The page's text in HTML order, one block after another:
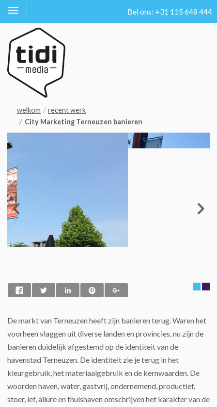
Toggle
navigation
Bel ons: +31 115 648 444
welkom
recent werk
City Marketing Terneuzen banieren
De markt van Terneuzen heeft zijn banieren terug. Waren het
voorheen vlaggen uit diverse landen en provincies, nu zijn de
banieren duidelijk afgestemd op de identiteit van de
havenstad Terneuzen. De identiteit zie je terug in het
kleurgebruik, het materiaalgebruik en de kernwaarden. De
woorden haven, water, gastvrij, ondernemend, productief,
stoer, lef, allure en thuishaven omschrijven het karakter van de